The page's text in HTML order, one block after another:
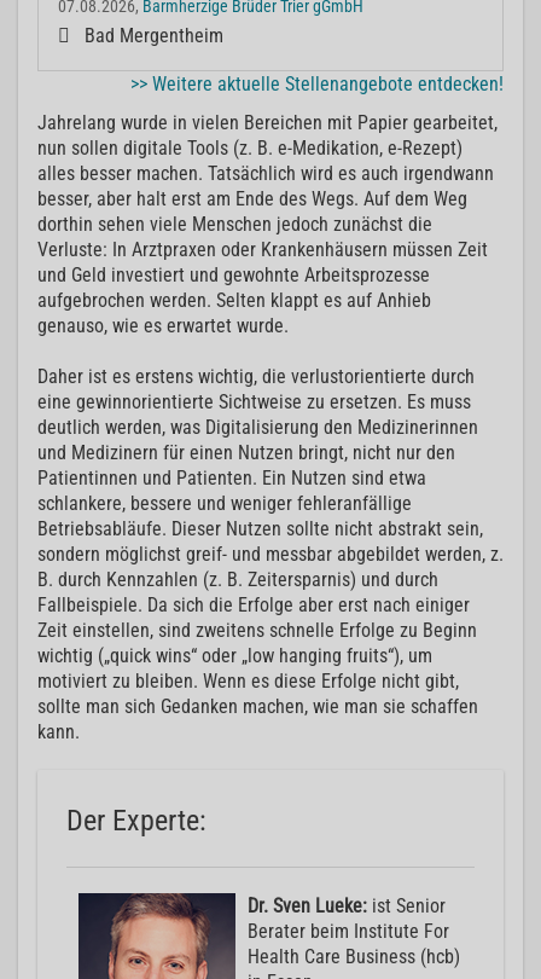
07.08.2026, Barmherzige Brüder Trier gGmbH
Bad Mergentheim
>> Weitere aktuelle Stellenangebote entdecken!
Jahrelang wurde in vielen Bereichen mit Papier gearbeitet,
nun sollen digitale Tools (z. B. e-Medikation, e-Rezept)
alles besser machen. Tatsächlich wird es auch irgendwann
besser, aber halt erst am Ende des Wegs. Auf dem Weg
dorthin sehen viele Menschen jedoch zunächst die
Verluste: In Arztpraxen oder Krankenhäusern müssen Zeit
und Geld investiert und gewohnte Arbeitsprozesse
aufgebrochen werden. Selten klappt es auf Anhieb
genauso, wie es erwartet wurde.
Daher ist es erstens wichtig, die verlustorientierte durch
eine gewinnorientierte Sichtweise zu ersetzen. Es muss
deutlich werden, was Digitalisierung den Medizinerinnen
und Medizinern für einen Nutzen bringt, nicht nur den
Patientinnen und Patienten. Ein Nutzen sind etwa
schlankere, bessere und weniger fehleranfällige
Betriebsabläufe. Dieser Nutzen sollte nicht abstrakt sein,
sondern möglichst greif- und messbar abgebildet werden, z.
B. durch Kennzahlen (z. B. Zeitersparnis) und durch
Fallbeispiele. Da sich die Erfolge aber erst nach einiger
Zeit einstellen, sind zweitens schnelle Erfolge zu Beginn
wichtig („quick wins“ oder „low hanging fruits“), um
motiviert zu bleiben. Wenn es diese Erfolge nicht gibt,
sollte man sich Gedanken machen, wie man sie schaffen
kann.
Der Experte:
Dr. Sven Lueke: ist Senior
Berater beim Institute For
Health Care Business (hcb)